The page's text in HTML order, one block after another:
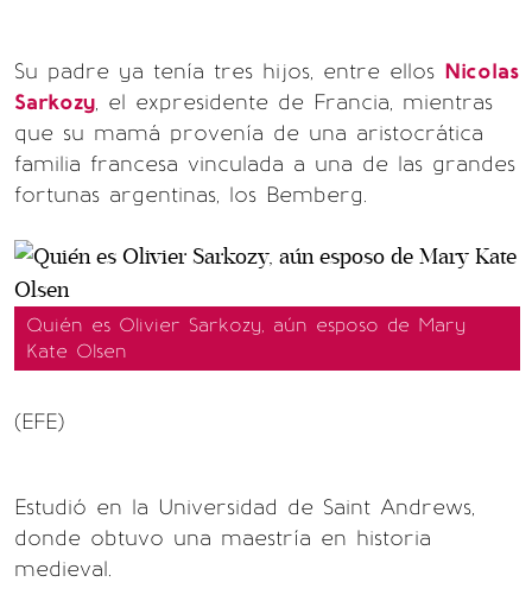
Su padre ya tenía tres hijos, entre ellos Nicolas
Sarkozy, el expresidente de Francia, mientras
que su mamá provenía de una aristocrática
familia francesa vinculada a una de las grandes
fortunas argentinas, los Bemberg.
Quién es Olivier Sarkozy, aún esposo de Mary
Kate Olsen
(EFE)
Estudió en la Universidad de Saint Andrews,
donde obtuvo una maestría en historia
medieval.